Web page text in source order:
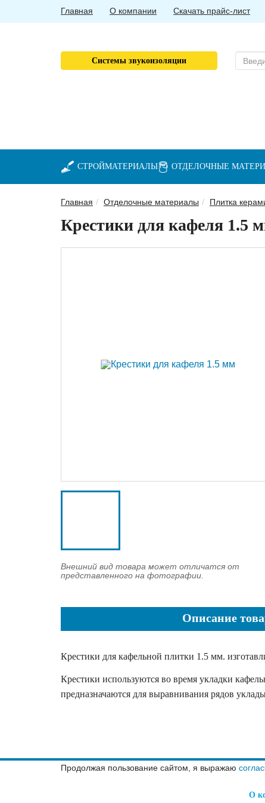
СТРОЙМАТЕРИАЛЫ ОТДЕЛОЧНЫЕ
Главная О компании Скачать прайс-лист
Системы звукоизоляции
Главная Отделочные материалы Плитка
Крестики для кафеля 1.5
Внешний вид товара может отличатся от
представленного на фотографии.
Описание
Крестики для кафельной плитки 1.5 мм.
Крестики используются во время укладки
предназначаются для выравнивания рядов
О
Продолжая пользование сайтом, я выражаю